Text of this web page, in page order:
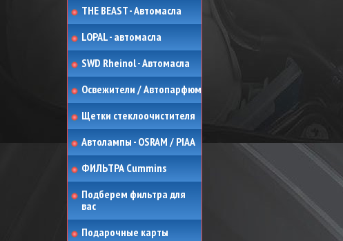
THE BEAST - Автомасла
LOPAL - автомасла
SWD Rheinol - Автомасла
Освежители / Автопарфюм
Щетки стеклоочистителя
Автолампы - OSRAM / PIAA
ФИЛЬТРА Cummins
Подберем фильтра для
вас
Подарочные карты